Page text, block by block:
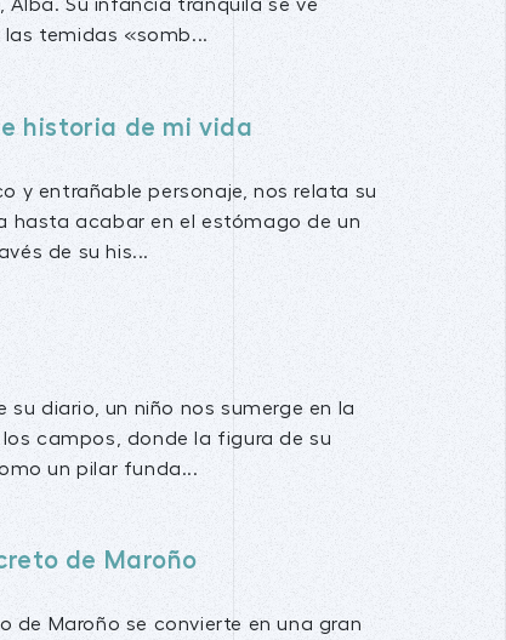
Alba. Su infancia tranquila se ve
temidas «somb...
historia de mi vida
y entrañable personaje, nos relata su
hasta acabar en el estómago de un
de su his...
su diario, un niño nos sumerge en la
campos, donde la figura de su
un pilar funda...
de Maroño
de Maroño se convierte en una gran